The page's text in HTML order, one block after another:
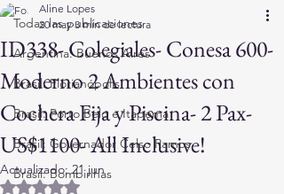
Todas las publicaciones
Argentina: Buenos Aires
Brasil: Florianópolis
Brasil: Porto Belo e Itapema
Brasil: Governador Celso Ramos
Brasil: Bombinhas
ID338- Colegiales- Conesa 600-
Moderno 2 Ambientes con
Cochera Fija y Piscina- 2 Pax-
US$1100- All Inclusive!
Aline Lopes
20 may 3 min de lectura
Actualizado:21 jun
Obtuvo NaN de 5 estrellas.